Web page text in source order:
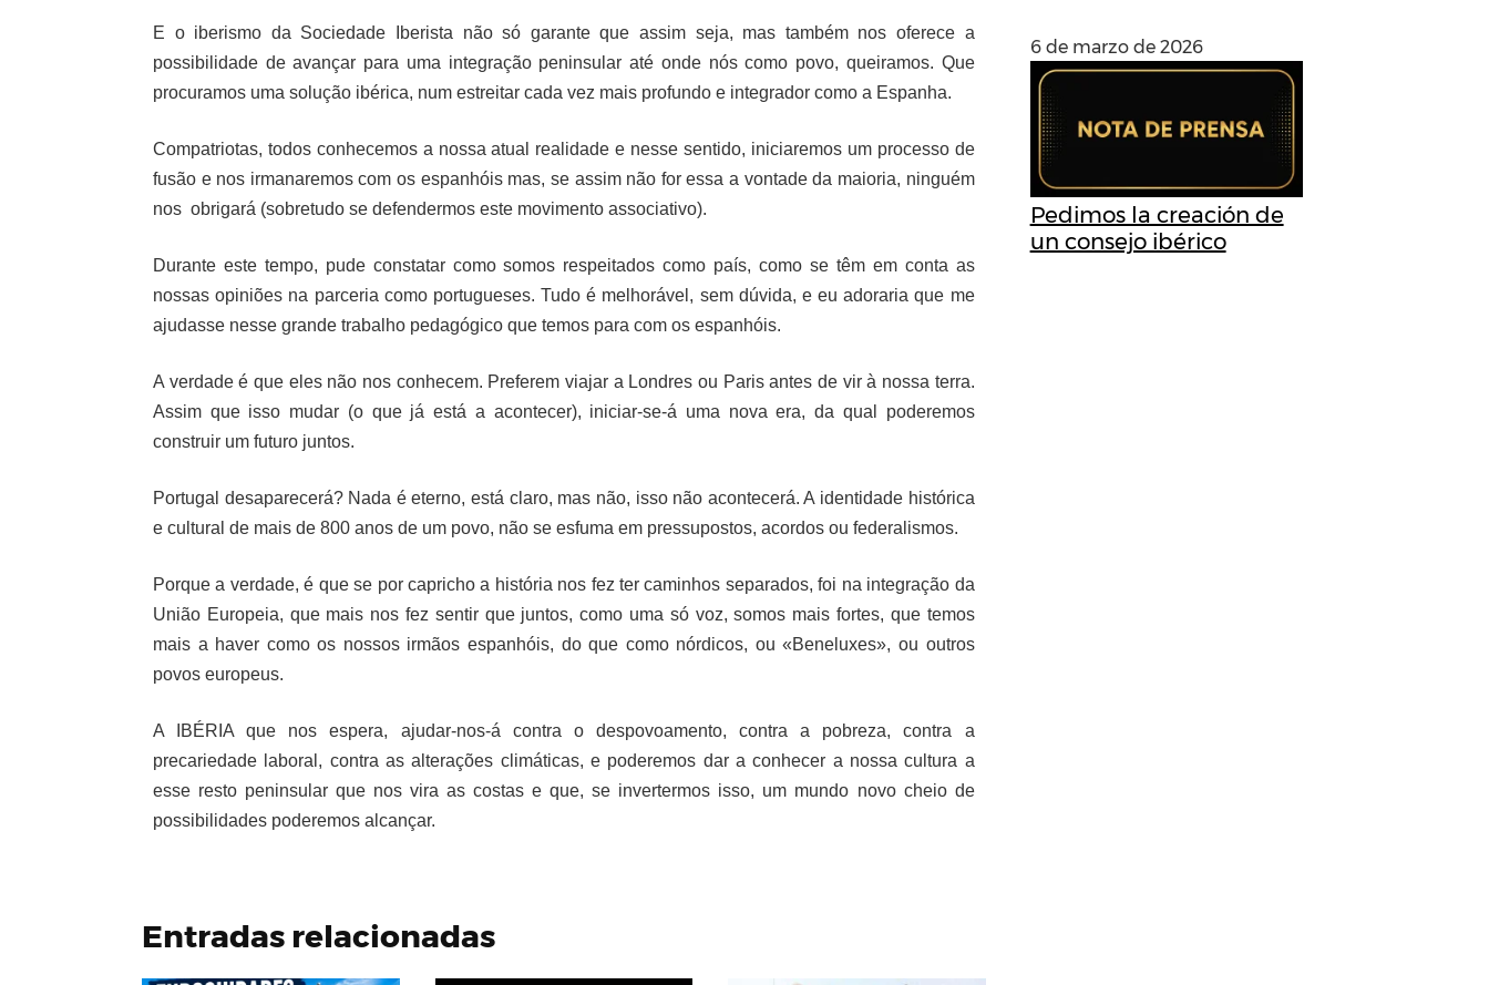
E o iberismo da Sociedade Iberista não só garante que assim seja, mas também nos oferece a
possibilidade de avançar para uma integração peninsular até onde nós como povo, queiramos. Que
procuramos uma solução ibérica, num estreitar cada vez mais profundo e integrador como a Espanha.
Compatriotas, todos conhecemos a nossa atual realidade e nesse sentido, iniciaremos um processo de
fusão e nos irmanaremos com os espanhóis mas, se assim não for essa a vontade da maioria, ninguém
nos obrigará (sobretudo se defendermos este movimento associativo).
Durante este tempo, pude constatar como somos respeitados como país, como se têm em conta as
nossas opiniões na parceria como portugueses. Tudo é melhorável, sem dúvida, e eu adoraria que me
ajudasse nesse grande trabalho pedagógico que temos para com os espanhóis.
A verdade é que eles não nos conhecem. Preferem viajar a Londres ou Paris antes de vir à nossa terra.
Assim que isso mudar (o que já está a acontecer), iniciar-se-á uma nova era, da qual poderemos
construir um futuro juntos.
Portugal desaparecerá? Nada é eterno, está claro, mas não, isso não acontecerá. A identidade histórica
e cultural de mais de 800 anos de um povo, não se esfuma em pressupostos, acordos ou federalismos.
Porque a verdade, é que se por capricho a história nos fez ter caminhos separados, foi na integração da
União Europeia, que mais nos fez sentir que juntos, como uma só voz, somos mais fortes, que temos
mais a haver como os nossos irmãos espanhóis, do que como nórdicos, ou «Beneluxes», ou outros
povos europeus.
A IBÉRIA que nos espera, ajudar-nos-á contra o despovoamento, contra a pobreza, contra a
precariedade laboral, contra as alterações climáticas, e poderemos dar a conhecer a nossa cultura a
esse resto peninsular que nos vira as costas e que, se invertermos isso, um mundo novo cheio de
possibilidades poderemos alcançar.
Entradas relacionadas
6 de marzo de 2026
Pedimos la creación de
un consejo ibérico